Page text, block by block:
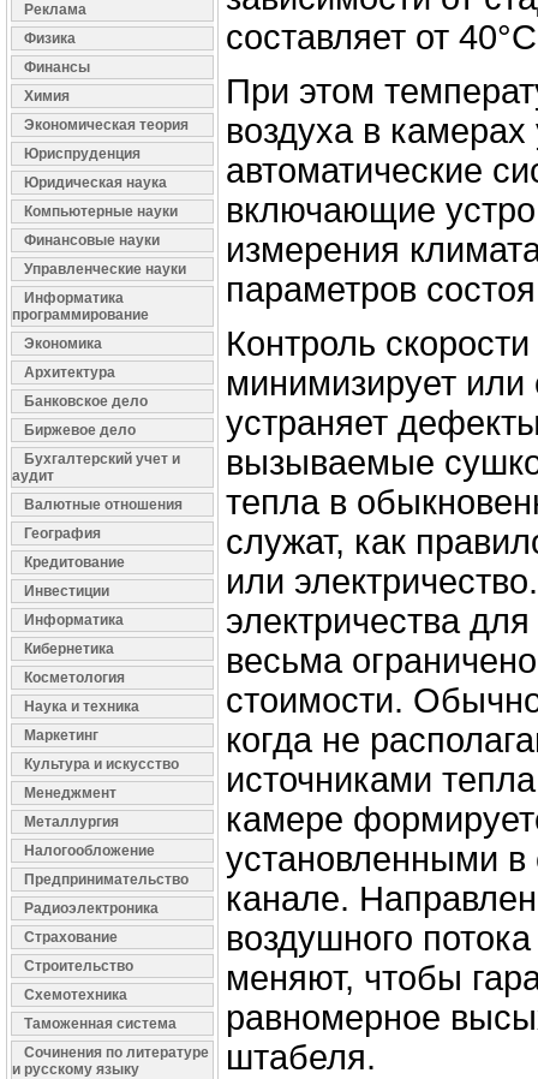
Реклама
Физика
Финансы
Химия
Экономическая теория
Юриспруденция
Юридическая наука
Компьютерные науки
Финансовые науки
Управленческие науки
Информатика
программирование
Экономика
Архитектура
Банковское дело
Биржевое дело
Бухгалтерский учет и
аудит
Валютные отношения
География
Кредитование
Инвестиции
Информатика
Кибернетика
Косметология
Наука и техника
Маркетинг
Культура и искусство
Менеджмент
Металлургия
Налогообложение
Предпринимательство
Радиоэлектроника
Страхование
Строительство
Схемотехника
Таможенная система
Сочинения по литературе
и русскому языку
составляет от
При этом
воздуха в
автоматические
включающие
измерения
параметров
Контроль
минимизирует
устраняет
вызываемые
тепла в
служат, как
или
электричества
весьма
стоимости.
когда не
источниками
камере
установленными
канале.
воздушного
меняют, чтобы
равномерное
штабеля.